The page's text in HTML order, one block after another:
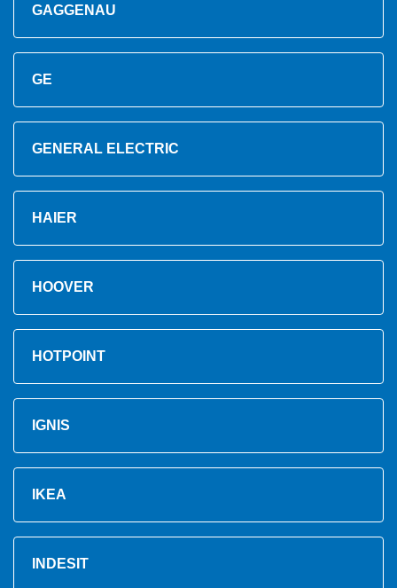
GAGGENAU
GE
GENERAL ELECTRIC
HAIER
HOOVER
HOTPOINT
IGNIS
IKEA
INDESIT